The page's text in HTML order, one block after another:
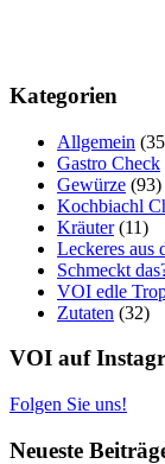
Kategorien
Allgemein
Gastro Check
Gewürze (93)
Kochbiachl
Kräuter(11)
Leckeres aus
Schmeckt
VOI edle
Zutaten (32)
VOI auf
Folgen Sie uns!
Neueste